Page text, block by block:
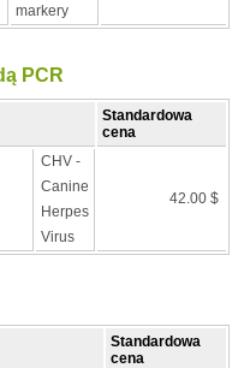
markery
PCR
Standardowa
cena
CHV -
Canine
Herpes
Virus
42.00 $
Standardowa
cena